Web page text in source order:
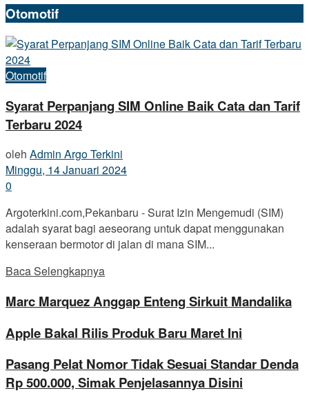
Otomotif
Otomotif
Syarat Perpanjang SIM Online Baik Cata dan Tarif
Terbaru 2024
oleh Admin Argo Terkini
Minggu, 14 Januari 2024
0
Argoterkini.com,Pekanbaru - Surat Izin Mengemudi (SIM)
adalah syarat bagi aeseorang untuk dapat menggunakan
kenseraan bermotor di jalan di mana SIM...
Baca Selengkapnya
Marc Marquez Anggap Enteng Sirkuit Mandalika
Apple Bakal Rilis Produk Baru Maret Ini
Pasang Pelat Nomor Tidak Sesuai Standar Denda
Rp 500.000, Simak Penjelasannya Disini